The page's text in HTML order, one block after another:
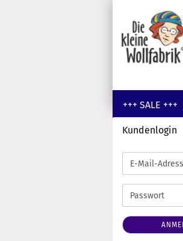
+++ SALE +++
GUTSCHEINE
Kundenlogin
E-
Mail-
Adresse
Passwort